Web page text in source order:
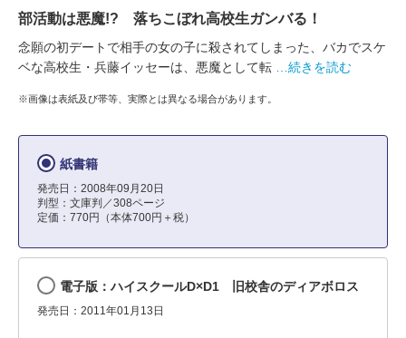
部活動は悪魔!? 落ちこぼれ高校生ガンバる！
念願の初デートで相手の女の子に殺されてしまった、バカでスケ
ベな高校生・兵藤イッセーは、悪魔として転
…続きを読む
※画像は表紙及び帯等、実際とは異なる場合があります。
紙書籍
発売日：2008年09月20日
判型：文庫判／308ページ
定価：770円（本体700円＋税）
電子版：ハイスクールD×D1 旧校舎のディアボロス
発売日：2011年01月13日